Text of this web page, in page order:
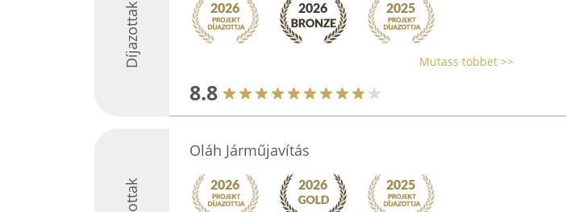
Díjazottak Mutass többet >>
8.8
Oláh Járműjavítás